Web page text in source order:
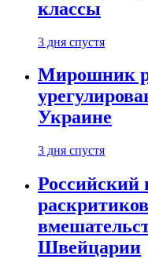
классы
3 дня спустя
Мирошник
Украине
3 дня спустя
Российский
Швейцарии